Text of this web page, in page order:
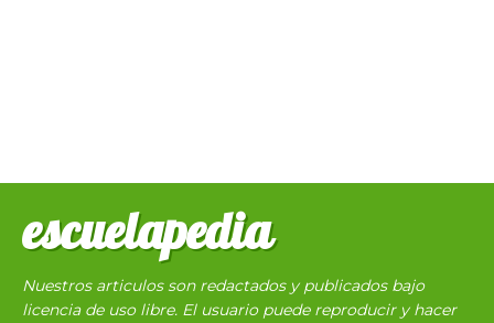
escuelapedia
Nuestros articulos son redactados y publicados bajo
licencia de uso libre. El usuario puede reproducir y hacer